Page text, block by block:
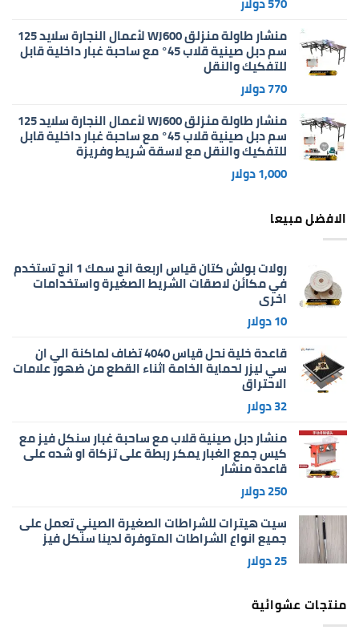
منشار طاولة منزلق WJ600 لأعمال النجارة سلايد 125
سم دبل صينية قلاب 45° مع ساحبة غبار داخلية قابل
للتفكيك والنقل
770دولار
منشار طاولة منزلق WJ600 لأعمال النجارة سلايد 125
سم دبل صينية قلاب 45° مع ساحبة غبار داخلية قابل
للتفكيك والنقل مع لاسقة شريط وفريزة
1,000دولار
الافضل مبيعا
رولات بولش كتان قياس اربعة انج سمك 1 انج تستخدم
في مكائن لاصقات الشريط الصغيرة واستخدامات
اخرى
10دولار
قاعدة خلية نحل قياس 4040 تضاف لماكنة الي ان
سي ليزر لحماية الخامة اثناء القطع من ضهور علامات
الاحتراق
32دولار
منشار دبل صينية قلاب مع ساحبة غبار سنكل فيز مع
كيس جمع الغبار يمكر ربطة على تزكاة او شده على
قاعدة منشار
250دولار
سيت هيترات للشراطات الصغيرة الصيني تعمل على
جميع انواع الشراطات المتوفرة لدينا سنكل فيز
25دولار
منتجات عشوائية